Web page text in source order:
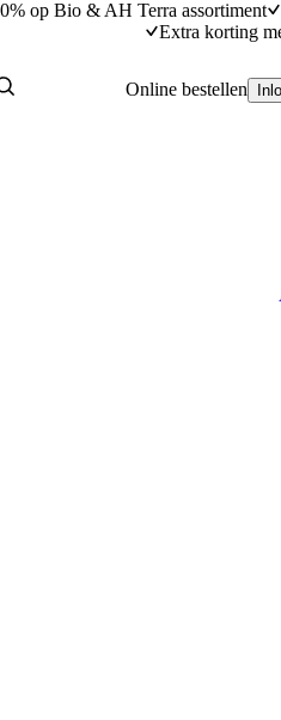
op Bio & AH Terra assortiment
Extra korting
Online bestellen